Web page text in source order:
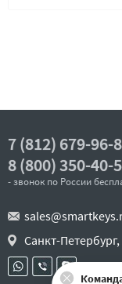
7 (812) 679-96-
8 (800) 350-40-
- звонок по России
Санкт-